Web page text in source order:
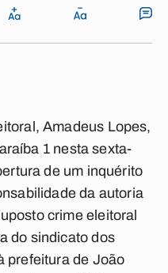
Amadeus Lopes,
1 nesta sexta-
de um inquérito
da autoria
crime eleitoral
do sindicato dos
prefeitura de João